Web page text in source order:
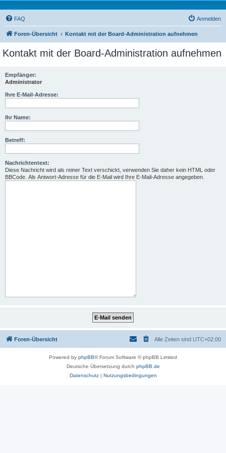
FAQ Anmelden
Foren-Übersicht Kontakt mit der Board-Administration aufnehmen
Kontakt mit der Board-Administration aufnehmen
Empfänger:
Administrator
Ihre E-Mail-Adresse:
Ihr Name:
Betreff:
Nachrichtentext:
Diese Nachricht wird als reiner Text verschickt, verwenden Sie daher kein HTML oder
BBCode. Als Antwort-Adresse für die E-Mail wird Ihre E-Mail-Adresse angegeben.
Foren-Übersicht Alle Zeiten sind UTC+02:00
Powered by phpBB® Forum Software © phpBB Limited
Deutsche Übersetzung durch phpBB.de
Datenschutz| Nutzungsbedingungen